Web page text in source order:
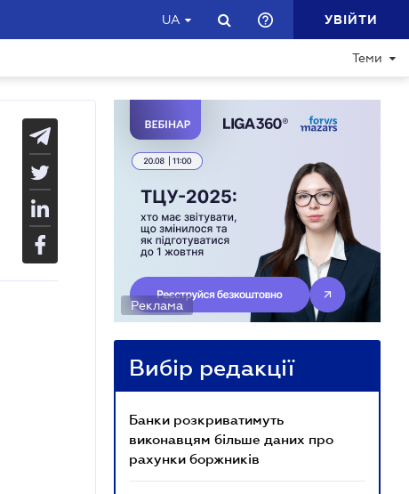
UA УВІЙТИ
Теми
Реклама
Вибір редакції
Банки розкриватимуть
виконавцям більше даних про
рахунки боржників